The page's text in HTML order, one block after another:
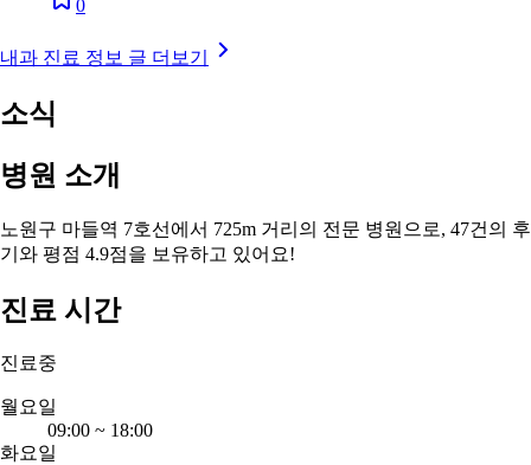
0
내과 진료 정보 글 더보기
소식
병원 소개
노원구 마들역 7호선에서 725m 거리의 전문 병원으로, 47건의 후
기와 평점 4.9점을 보유하고 있어요!
진료 시간
진료중
월요일
09:00 ~ 18:00
화요일